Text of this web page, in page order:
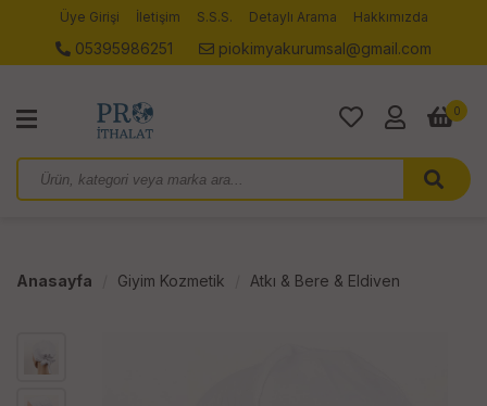
Üye Girişi İletişim S.S.S. Detaylı Arama Hakkımızda
05395986251 piokimyakurumsal@gmail.com
0
Anasayfa Giyim Kozmetik Atkı & Bere & Eldiven